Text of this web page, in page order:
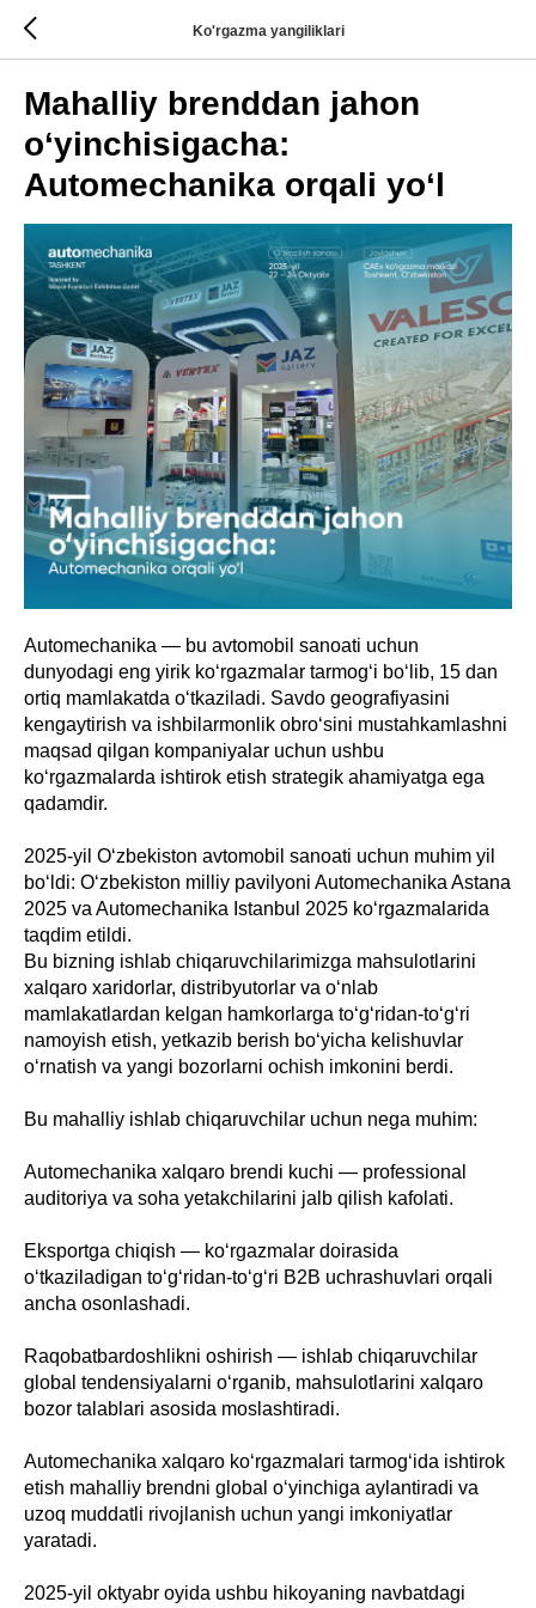
Ko'rgazma yangiliklari
Mahalliy brenddan jahon
o‘yinchisigacha:
Automechanika orqali yo‘l
Automechanika — bu avtomobil sanoati uchun
dunyodagi eng yirik ko‘rgazmalar tarmog‘i bo‘lib, 15 dan
ortiq mamlakatda o‘tkaziladi. Savdo geografiyasini
kengaytirish va ishbilarmonlik obro‘sini mustahkamlashni
maqsad qilgan kompaniyalar uchun ushbu
ko‘rgazmalarda ishtirok etish strategik ahamiyatga ega
qadamdir.
2025-yil O‘zbekiston avtomobil sanoati uchun muhim yil
bo‘ldi: O‘zbekiston milliy pavilyoni Automechanika Astana
2025 va Automechanika Istanbul 2025 ko‘rgazmalarida
taqdim etildi.
Bu bizning ishlab chiqaruvchilarimizga mahsulotlarini
xalqaro xaridorlar, distribyutorlar va o‘nlab
mamlakatlardan kelgan hamkorlarga to‘g‘ridan-to‘g‘ri
namoyish etish, yetkazib berish bo‘yicha kelishuvlar
o‘rnatish va yangi bozorlarni ochish imkonini berdi.
Bu mahalliy ishlab chiqaruvchilar uchun nega muhim:
Automechanika xalqaro brendi kuchi — professional
auditoriya va soha yetakchilarini jalb qilish kafolati.
Eksportga chiqish — ko‘rgazmalar doirasida
o‘tkaziladigan to‘g‘ridan-to‘g‘ri B2B uchrashuvlari orqali
ancha osonlashadi.
Raqobatbardoshlikni oshirish — ishlab chiqaruvchilar
global tendensiyalarni o‘rganib, mahsulotlarini xalqaro
bozor talablari asosida moslashtiradi.
Automechanika xalqaro ko‘rgazmalari tarmog‘ida ishtirok
etish mahalliy brendni global o‘yinchiga aylantiradi va
uzoq muddatli rivojlanish uchun yangi imkoniyatlar
yaratadi.
2025-yil oktyabr oyida ushbu hikoyaning navbatdagi